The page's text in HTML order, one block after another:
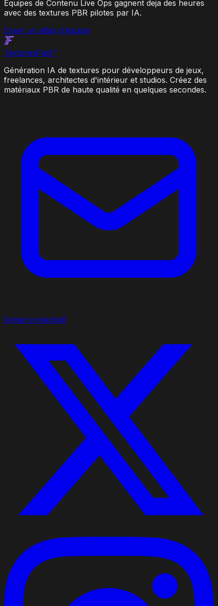
Équipes de Contenu Live Ops gagnent deja des heures
avec des textures PBR pilotes par IA.
Creer un atlas d'equipe
TexturesFast™
Génération IA de textures pour développeurs de jeux,
freelances, architectes d'intérieur et studios. Créez des
matériaux PBR de haute qualité en quelques secondes.
[email protected]